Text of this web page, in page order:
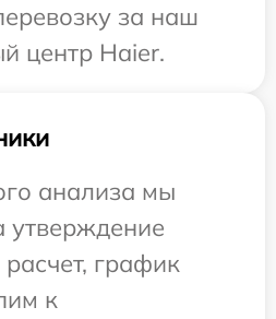
за наш
центр Haier.
анализа мы
утверждение
график
к